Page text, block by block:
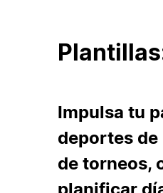
Impulsa tu
deportes
de torneos,